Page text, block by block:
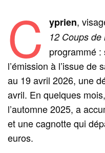
C yprien,
12 Coups de
programmé
l’émission à l’issue de
au 19 avril 2026, une
avril. En quelques
l’automne 2025, a
et une cagnotte qui
euros.